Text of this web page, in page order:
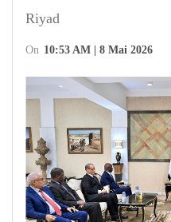
Riyad
On 10:53 AM | 8 Mai 2026